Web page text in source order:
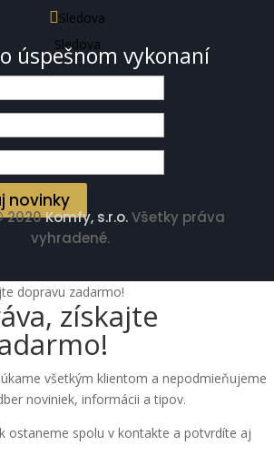
Sledova
Sledova
úspešnom vykonaní
novinky
2020Komfy, s.r.o.Všetky práva
vyhradené.
získajte
všetkým klientom a nepodmieňujeme
noviniek, informácii a tipov.
ostaneme spolu v kontakte a potvrdíte aj